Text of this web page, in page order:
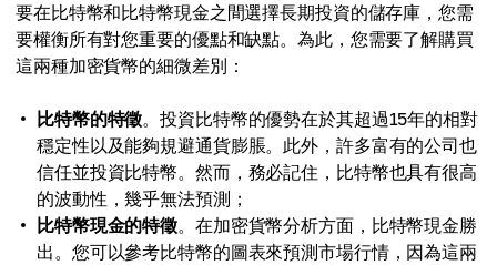
要在比特幣和比特幣現金之間選擇長期投資的儲存庫，您需
要權衡所有對您重要的優點和缺點。為此，您需要了解購買
這兩種加密貨幣的細微差別：
比特幣的特徵。投資比特幣的優勢在於其超過15年的相對
穩定性以及能夠規避通貨膨脹。此外，許多富有的公司也
信任並投資比特幣。然而，務必記住，比特幣也具有很高
的波動性，幾乎無法預測；
比特幣現金的特徵。在加密貨幣分析方面，比特幣現金勝
出。您可以參考比特幣的圖表來預測市場行情，因為這兩